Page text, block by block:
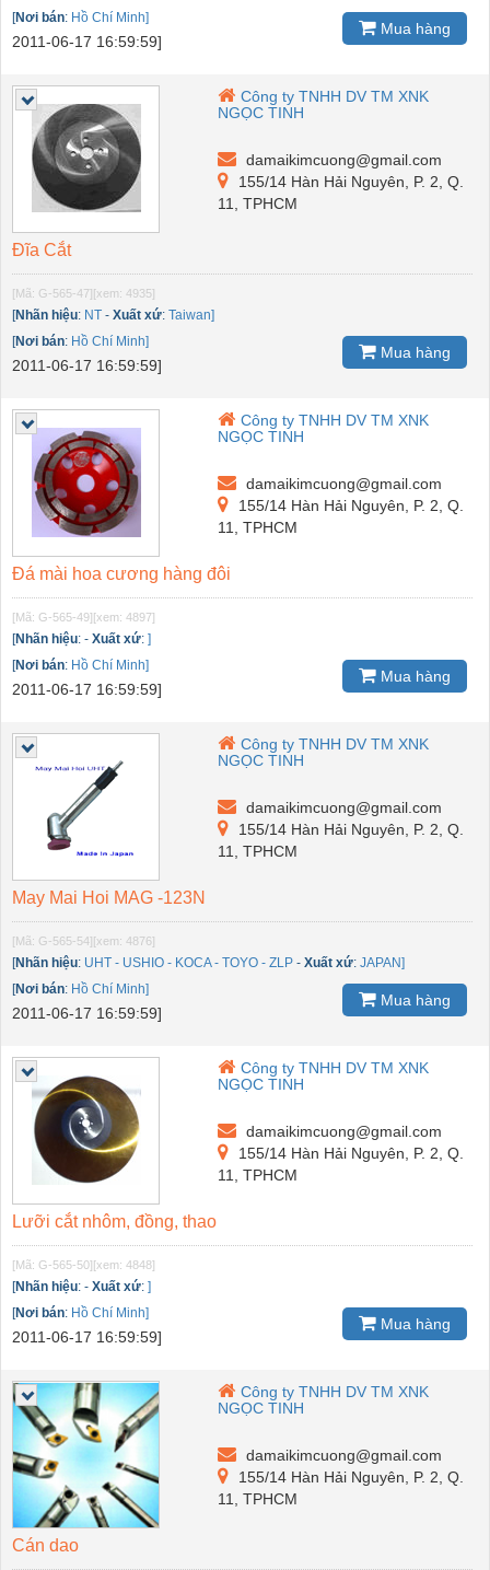
[Nơi bán: Hồ Chí Minh]
2011-06-17 16:59:59]
Mua hàng
Công ty TNHH DV TM XNK
NGỌC TINH
damaikimcuong@gmail.com
155/14 Hàn Hải Nguyên, P. 2, Q.
11, TPHCM
Đĩa Cắt
[Mã: G-565-47][xem: 4935]
[Nhãn hiệu: NT - Xuất xứ: Taiwan]
[Nơi bán: Hồ Chí Minh]
2011-06-17 16:59:59]
Mua hàng
Công ty TNHH DV TM XNK
NGỌC TINH
damaikimcuong@gmail.com
155/14 Hàn Hải Nguyên, P. 2, Q.
11, TPHCM
Đá mài hoa cương hàng đôi
[Mã: G-565-49][xem: 4897]
[Nhãn hiệu: - Xuất xứ: ]
[Nơi bán: Hồ Chí Minh]
2011-06-17 16:59:59]
Mua hàng
Công ty TNHH DV TM XNK
NGỌC TINH
damaikimcuong@gmail.com
155/14 Hàn Hải Nguyên, P. 2, Q.
11, TPHCM
May Mai Hoi MAG -123N
[Mã: G-565-54][xem: 4876]
[Nhãn hiệu: UHT - USHIO - KOCA - TOYO - ZLP - Xuất xứ: JAPAN]
[Nơi bán: Hồ Chí Minh]
2011-06-17 16:59:59]
Mua hàng
Công ty TNHH DV TM XNK
NGỌC TINH
damaikimcuong@gmail.com
155/14 Hàn Hải Nguyên, P. 2, Q.
11, TPHCM
Lưỡi cắt nhôm, đồng, thao
[Mã: G-565-50][xem: 4848]
[Nhãn hiệu: - Xuất xứ: ]
[Nơi bán: Hồ Chí Minh]
2011-06-17 16:59:59]
Mua hàng
Công ty TNHH DV TM XNK
NGỌC TINH
damaikimcuong@gmail.com
155/14 Hàn Hải Nguyên, P. 2, Q.
11, TPHCM
Cán dao